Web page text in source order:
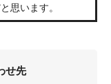
思います。
せ先